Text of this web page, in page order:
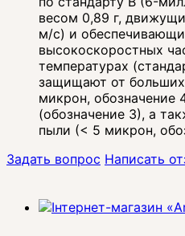
весом 0,89 г,
м/с) и
высокоскоростных
температурах
защищают от
микрон, обозначение
(обозначение 3), а
пыли (< 5 микрон,
Задать вопрос Написать